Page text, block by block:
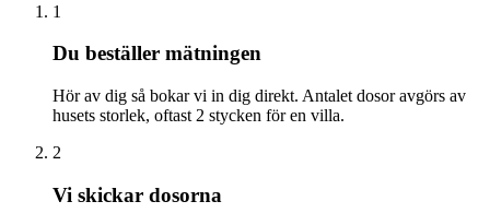
1
Du beställer mätningen
Hör av dig så bokar vi in dig direkt. Antalet dosor avgörs av
husets storlek, oftast 2 stycken för en villa.
2
Vi skickar dosorna